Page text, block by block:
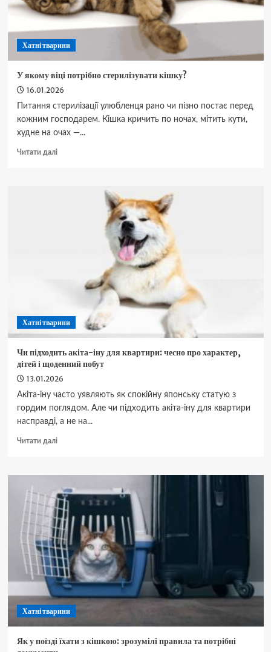
Хатні тварини
У якому віці потрібно стерилізувати кішку?
16.01.2026
Питання стерилізації улюбленця рано чи пізно постає перед
кожним господарем. Кішка кричить по ночах, мітить кути,
худне на очах —...
Читати даліДокладніше
Хатні тварини
Чи підходить акіта-іну для квартири: чесно про характер,
дітей і щоденний побут
13.01.2026
Акіта-іну часто уявляють як спокійну японську статую з
гордим поглядом. Але чи підходить акіта-іну для квартири
насправді, а не на...
Читати даліДокладніше
підходить
іну
для
квартири:
чесно
про
характер,
дітей
і
щоденний
побут
Хатні тварини
Як у поїзді їхати з кішкою: зрозумілі правила та потрібні